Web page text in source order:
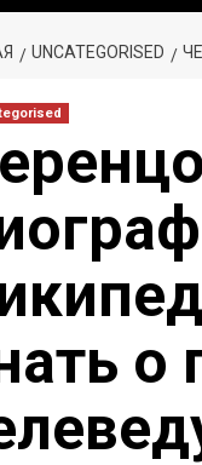
UNCATEGORISED
о